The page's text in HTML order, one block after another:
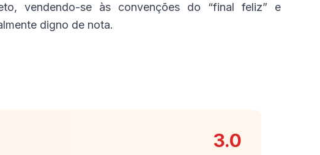
vendendo-se às convenções do “final feliz” e
digno de nota.
3.0